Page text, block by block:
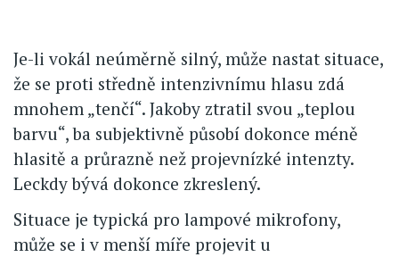
Je-li vokál neúměrně silný, může nastat situace,
že se proti středně intenzivnímu hlasu zdá
mnohem „tenčí“. Jakoby ztratil svou „teplou
barvu“, ba subjektivně působí dokonce méně
hlasitě a průrazně než projevnízké intenzty.
Leckdy bývá dokonce zkreslený.
Situace je typická pro lampové mikrofony,
může se i v menší míře projevit u